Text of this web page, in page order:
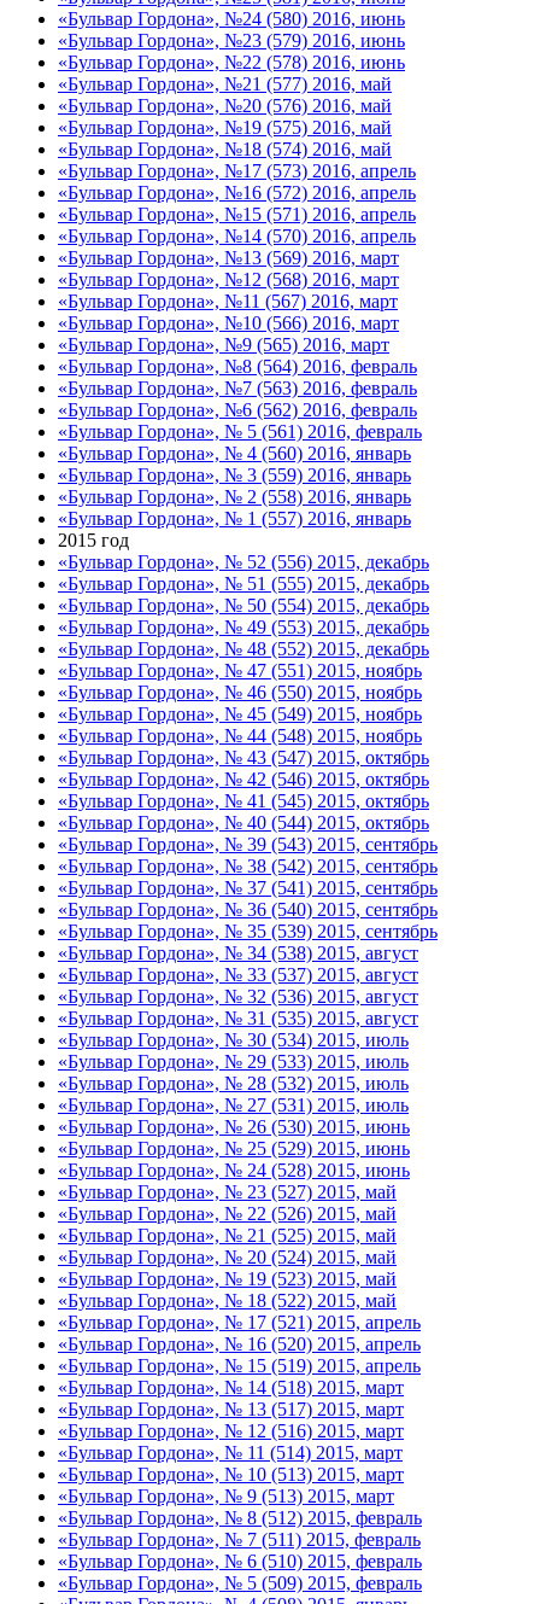
«Бульвар Гордона», №24 (580) 2016, июнь
«Бульвар Гордона», №23 (579) 2016, июнь
«Бульвар Гордона», №22 (578) 2016, июнь
«Бульвар Гордона», №21 (577) 2016, май
«Бульвар Гордона», №20 (576) 2016, май
«Бульвар Гордона», №19 (575) 2016, май
«Бульвар Гордона», №18 (574) 2016, май
«Бульвар Гордона», №17 (573) 2016, апрель
«Бульвар Гордона», №16 (572) 2016, апрель
«Бульвар Гордона», №15 (571) 2016, апрель
«Бульвар Гордона», №14 (570) 2016, апрель
«Бульвар Гордона», №13 (569) 2016, март
«Бульвар Гордона», №12 (568) 2016, март
«Бульвар Гордона», №11 (567) 2016, март
«Бульвар Гордона», №10 (566) 2016, март
«Бульвар Гордона», №9 (565) 2016, март
«Бульвар Гордона», №8 (564) 2016, февраль
«Бульвар Гордона», №7 (563) 2016, февраль
«Бульвар Гордона», №6 (562) 2016, февраль
«Бульвар Гордона», № 5 (561) 2016, февраль
«Бульвар Гордона», № 4 (560) 2016, январь
«Бульвар Гордона», № 3 (559) 2016, январь
«Бульвар Гордона», № 2 (558) 2016, январь
«Бульвар Гордона», № 1 (557) 2016, январь
2015 год
«Бульвар Гордона», № 52 (556) 2015, декабрь
«Бульвар Гордона», № 51 (555) 2015, декабрь
«Бульвар Гордона», № 50 (554) 2015, декабрь
«Бульвар Гордона», № 49 (553) 2015, декабрь
«Бульвар Гордона», № 48 (552) 2015, декабрь
«Бульвар Гордона», № 47 (551) 2015, ноябрь
«Бульвар Гордона», № 46 (550) 2015, ноябрь
«Бульвар Гордона», № 45 (549) 2015, ноябрь
«Бульвар Гордона», № 44 (548) 2015, ноябрь
«Бульвар Гордона», № 43 (547) 2015, октябрь
«Бульвар Гордона», № 42 (546) 2015, октябрь
«Бульвар Гордона», № 41 (545) 2015, октябрь
«Бульвар Гордона», № 40 (544) 2015, октябрь
«Бульвар Гордона», № 39 (543) 2015, сентябрь
«Бульвар Гордона», № 38 (542) 2015, сентябрь
«Бульвар Гордона», № 37 (541) 2015, сентябрь
«Бульвар Гордона», № 36 (540) 2015, сентябрь
«Бульвар Гордона», № 35 (539) 2015, сентябрь
«Бульвар Гордона», № 34 (538) 2015, август
«Бульвар Гордона», № 33 (537) 2015, август
«Бульвар Гордона», № 32 (536) 2015, август
«Бульвар Гордона», № 31 (535) 2015, август
«Бульвар Гордона», № 30 (534) 2015, июль
«Бульвар Гордона», № 29 (533) 2015, июль
«Бульвар Гордона», № 28 (532) 2015, июль
«Бульвар Гордона», № 27 (531) 2015, июль
«Бульвар Гордона», № 26 (530) 2015, июнь
«Бульвар Гордона», № 25 (529) 2015, июнь
«Бульвар Гордона», № 24 (528) 2015, июнь
«Бульвар Гордона», № 23 (527) 2015, май
«Бульвар Гордона», № 22 (526) 2015, май
«Бульвар Гордона», № 21 (525) 2015, май
«Бульвар Гордона», № 20 (524) 2015, май
«Бульвар Гордона», № 19 (523) 2015, май
«Бульвар Гордона», № 18 (522) 2015, май
«Бульвар Гордона», № 17 (521) 2015, апрель
«Бульвар Гордона», № 16 (520) 2015, апрель
«Бульвар Гордона», № 15 (519) 2015, апрель
«Бульвар Гордона», № 14 (518) 2015, март
«Бульвар Гордона», № 13 (517) 2015, март
«Бульвар Гордона», № 12 (516) 2015, март
«Бульвар Гордона», № 11 (514) 2015, март
«Бульвар Гордона», № 10 (513) 2015, март
«Бульвар Гордона», № 9 (513) 2015, март
«Бульвар Гордона», № 8 (512) 2015, февраль
«Бульвар Гордона», № 7 (511) 2015, февраль
«Бульвар Гордона», № 6 (510) 2015, февраль
«Бульвар Гордона», № 5 (509) 2015, февраль